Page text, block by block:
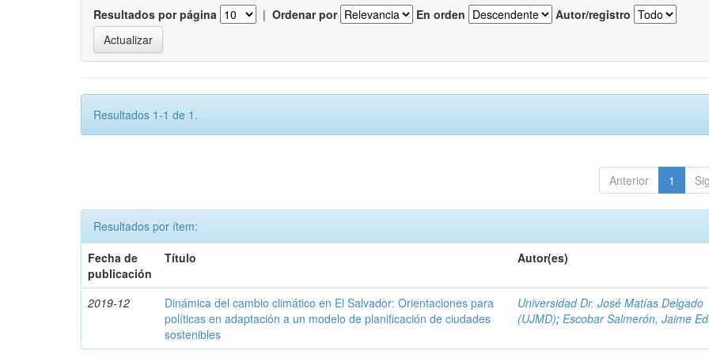
Resultados por página | Ordenar por En orden Autor/registro
Resultados 1-1 de 1.
Anterior 1
Resultados por ítem:
Fecha de
publicación
Título Autor(es)
2019-12
Dinámica del cambio climático en El Salvador: Orientaciones para
políticas en adaptación a un modelo de planificación de ciudades
sostenibles
Universidad Dr. José Matías Delgado
(UJMD);Escobar Salmerón, Jaime